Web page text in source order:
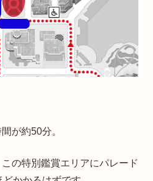
が約50分。
の特別鑑賞エリアにパレード